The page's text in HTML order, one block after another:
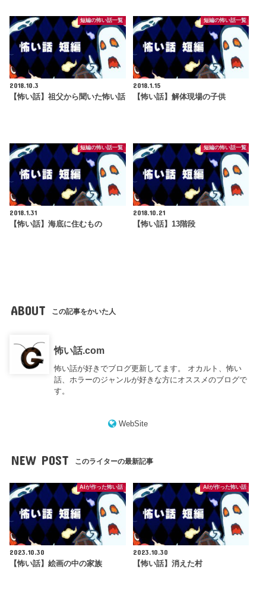
短編の怖い話一覧
2018.10.3
【怖い話】祖父から聞いた怖い話
短編の怖い話一覧
2018.1.15
【怖い話】解体現場の子供
短編の怖い話一覧
2018.1.31
【怖い話】海底に住むもの
短編の怖い話一覧
2018.10.21
【怖い話】13階段
ABOUT この記事をかいた人
怖い話.com
怖い話が好きでブログ更新してます。 オカルト、怖い
話、ホラーのジャンルが好きな方にオススメのブログで
す。
WebSite
NEW POST このライターの最新記事
AIが作った怖い話
2023.10.30
【怖い話】絵画の中の家族
AIが作った怖い話
2023.10.30
【怖い話】消えた村